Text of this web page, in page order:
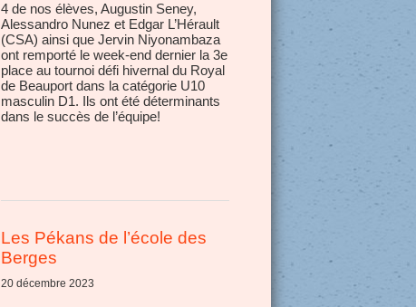
4 de nos élèves, Augustin Seney,
Alessandro Nunez et Edgar L’Hérault
(CSA) ainsi que Jervin Niyonambaza
ont remporté le week-end dernier la 3e
place au tournoi défi hivernal du Royal
de Beauport dans la catégorie U10
masculin D1. Ils ont été déterminants
dans le succès de l’équipe!
Les Pékans de l’école des
Berges
20 décembre 2023